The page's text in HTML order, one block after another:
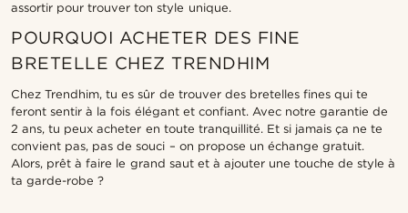
assortir pour trouver ton style unique.
POURQUOI ACHETER DES FINE
BRETELLE CHEZ TRENDHIM
Chez Trendhim, tu es sûr de trouver des bretelles fines qui te
feront sentir à la fois élégant et confiant. Avec notre garantie de
2 ans, tu peux acheter en toute tranquillité. Et si jamais ça ne te
convient pas, pas de souci – on propose un échange gratuit.
Alors, prêt à faire le grand saut et à ajouter une touche de style à
ta garde-robe ?